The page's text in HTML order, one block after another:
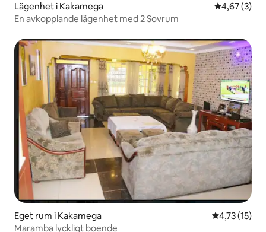
Lägenhet i Kakamega 4,67 av 5 i
4,67 (3)
En avkopplande lägenhet med 2 Sovrum
Eget rum i Kakamega 4,73 av 5 i
4,73 (15)
Maramba lyckligt boende